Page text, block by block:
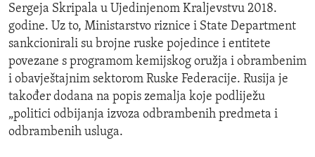
Sergeja Skripala u Ujedinjenom Kraljevstvu 2018.
godine. Uz to, Ministarstvo riznice i State Department
sankcionirali su brojne ruske pojedince i entitete
povezane s programom kemijskog oružja i obrambenim
i obavještajnim sektorom Ruske Federacije. Rusija je
također dodana na popis zemalja koje podliježu
„politici odbijanja izvoza odbrambenih predmeta i
odbrambenih usluga.